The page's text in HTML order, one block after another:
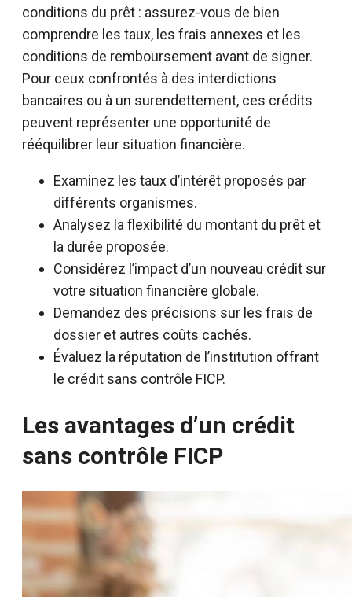
conditions du prêt : assurez-vous de bien
comprendre les taux, les frais annexes et les
conditions de remboursement avant de signer.
Pour ceux confrontés à des interdictions
bancaires ou à un surendettement, ces crédits
peuvent représenter une opportunité de
rééquilibrer leur situation financière.
Examinez les taux d’intérêt proposés par
différents organismes.
Analysez la flexibilité du montant du prêt et
la durée proposée.
Considérez l’impact d’un nouveau crédit sur
votre situation financière globale.
Demandez des précisions sur les frais de
dossier et autres coûts cachés.
Évaluez la réputation de l’institution offrant
le crédit sans contrôle FICP.
Les avantages d’un crédit
sans contrôle FICP